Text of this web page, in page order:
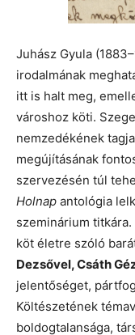
Juhász Gyula
irodalmának
itt is halt meg,
városhoz köti.
nemzedékének
megújításának
szervezésén túl
Holnap antológia
szeminárium
köt életre szóló
Dezsővel, Csáth
jelentőséget,
Költészetének
boldogtalansága,